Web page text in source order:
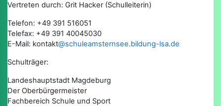
Vertreten durch: Grit Hacker (Schulleiterin)
Telefon: +49 391 516051
Telefax: +49 391 40045030
E-Mail: kontakt@schuleamsternsee.bildung-lsa.de
Schulträger:
Landeshauptstadt Magdeburg
Der Oberbürgermeister
Fachbereich Schule und Sport